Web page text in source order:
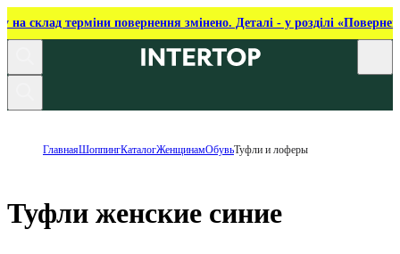
на склад терміни повернення змінено. Деталі - у розділі
ГлавнаяШоппингКаталогЖенщинамОбувьТуфли и лоферы
Туфли женские синие